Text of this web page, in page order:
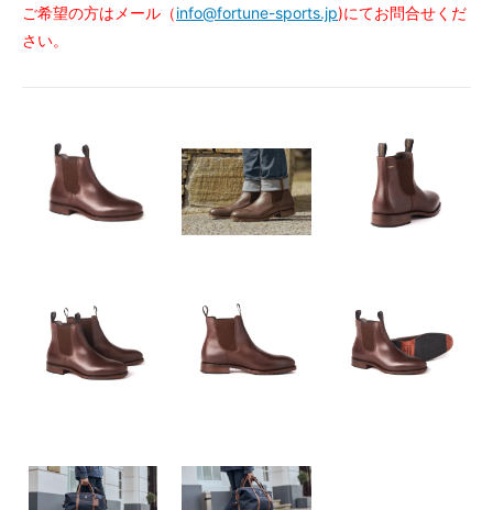
ご希望の方はメール（info@fortune-sports.jp)にてお問合せくだ
さい。